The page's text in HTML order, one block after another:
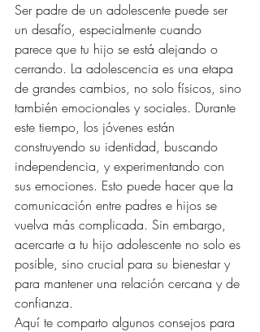
Ser padre de un adolescente puede ser
un desafío, especialmente cuando
parece que tu hijo se está alejando o
cerrando. La adolescencia es una etapa
de grandes cambios, no solo físicos, sino
también emocionales y sociales. Durante
este tiempo, los jóvenes están
construyendo su identidad, buscando
independencia, y experimentando con
sus emociones. Esto puede hacer que la
comunicación entre padres e hijos se
vuelva más complicada. Sin embargo,
acercarte a tu hijo adolescente no solo es
posible, sino crucial para su bienestar y
para mantener una relación cercana y de
confianza.
Aquí te comparto algunos consejos para